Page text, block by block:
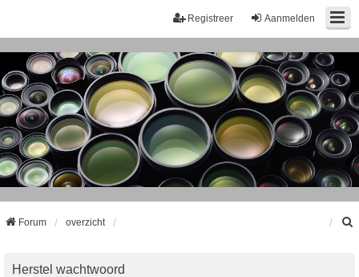
Aanmelden
Registreer
Forum overzicht
Herstel wachtwoord